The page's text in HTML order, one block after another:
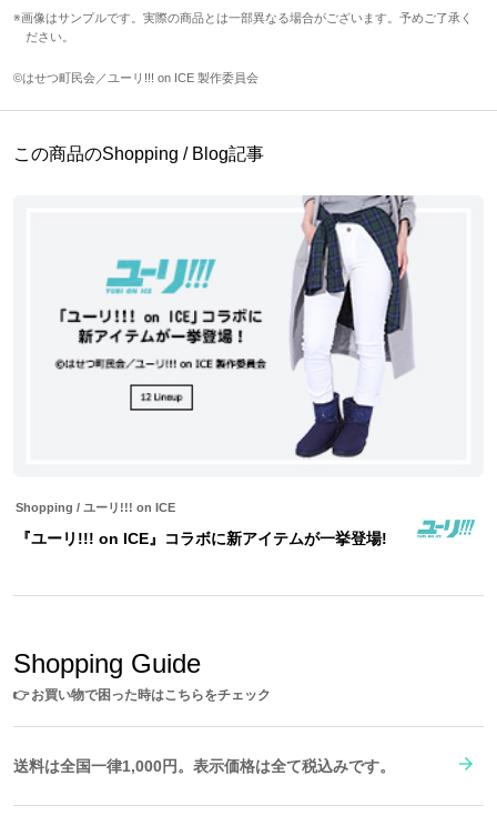
フリー・スケーティングの衣装をイメージしたネイビーベースに、
ラメをあしらった素材で切り替えました。
背中の赤いモチーフをラインに落とし込み、カラーリングで個性を
表現しました。
どんなコーディネートにも合わせやすい落ち着いた色使いが魅力の
※履き口までの高さ：18.5cm
※着用モデル身長：158cm
※モデル着用サイズ：25cm
※画像はサンプルです。実際の商品とは一部異なる場合がございます。予めご
了承ください。
素材／甲皮：ポリウレタン、ポリエステル、羊毛 ラメ：ポリエステル 底
サイズ 22cm 23cm 24cm 25cm 26cm
画像はサンプルです。実際の商品とは一部異なる場合がございます。予めご了承く
ださい。
©はせつ町民会／ユーリ!!! on ICE 製作委員会
この商品のShopping / Blog記事
Shopping / ユーリ!!! on ICE
『ユーリ!!! on ICE』コラボに新アイテムが一挙登場!
Shopping Guide
👉お買い物で困った時はこちらをチェック
送料は全国一律1,000円。表示価格は全て税込みです。